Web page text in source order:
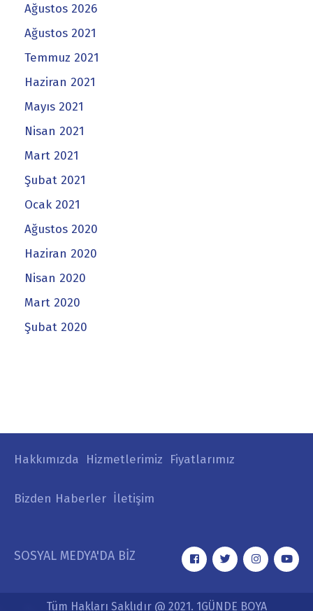
Ağustos 2026
Ağustos 2021
Temmuz 2021
Haziran 2021
Mayıs 2021
Nisan 2021
Mart 2021
Şubat 2021
Ocak 2021
Ağustos 2020
Haziran 2020
Nisan 2020
Mart 2020
Şubat 2020
Hakkımızda Hizmetlerimiz Fiyatlarımız
Bizden Haberler İletişim
SOSYAL MEDYA'DA BİZ
Tüm Hakları Saklıdır @ 2021. 1GÜNDE BOYA